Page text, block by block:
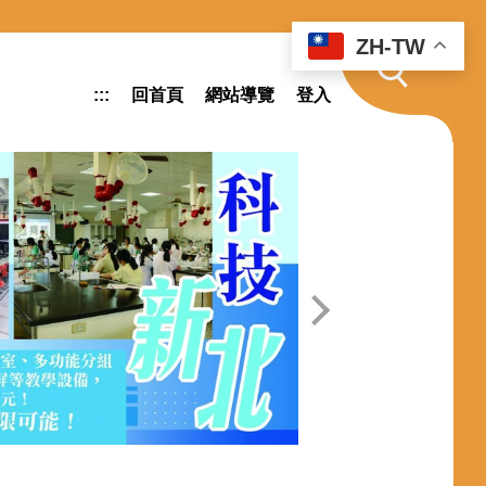
ZH-TW
::: 回首頁 網站導覽 登入